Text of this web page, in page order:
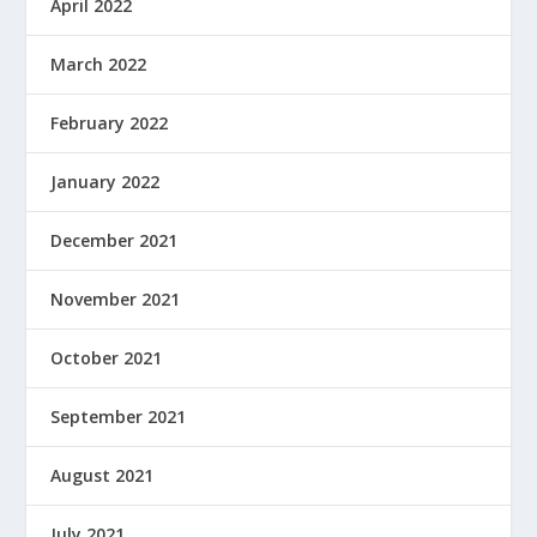
April 2022
March 2022
February 2022
January 2022
December 2021
November 2021
October 2021
September 2021
August 2021